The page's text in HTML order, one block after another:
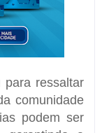
para ressaltar
comunidade
podem ser